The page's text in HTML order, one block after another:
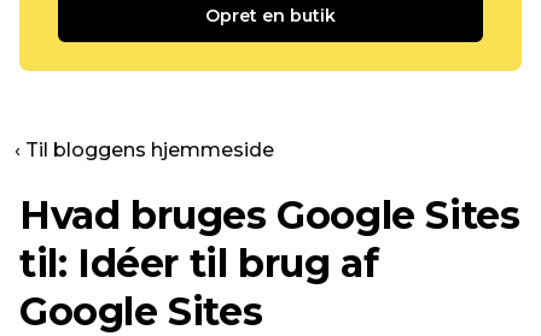
Opret en butik
‹ Til bloggens hjemmeside
Hvad bruges Google Sites
til: Idéer til brug af
Google Sites